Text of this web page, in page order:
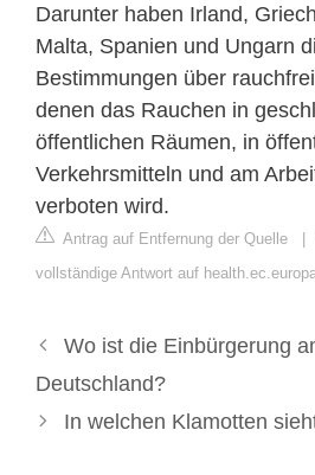
Darunter haben Irland,
Malta, Spanien und Ungarn
Bestimmungen über
denen das Rauchen in
öffentlichen Räumen, in
Verkehrsmitteln und am
verboten wird.
Antrag auf Entfernung der Quelle |
vollständige Antwort auf
Wo ist die Einbürgerung
Deutschland?
In welchen Klamotten